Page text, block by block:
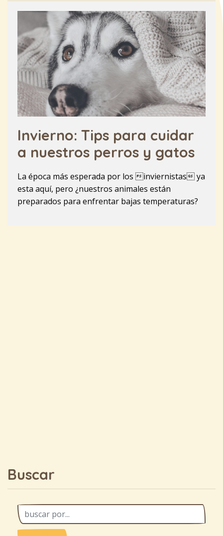
Invierno: Tips para cuidar
a nuestros perros y gatos
La época más esperada por los inviernistas ya
esta aquí, pero ¿nuestros animales están
preparados para enfrentar bajas temperaturas?
Buscar